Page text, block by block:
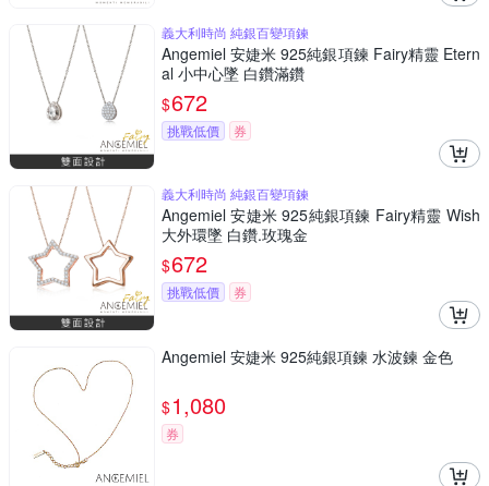
義大利時尚 純銀百變項鍊
Angemiel 安婕米 925純銀項鍊 Fairy精靈 Etern
al 小中心墜 白鑽滿鑽
$672
挑戰低價 券
義大利時尚 純銀百變項鍊
Angemiel 安婕米 925純銀項鍊 Fairy精靈 Wish
大外環墜 白鑽.玫瑰金
$672
挑戰低價 券
Angemiel 安婕米 925純銀項鍊 水波鍊 金色
$1,080
券